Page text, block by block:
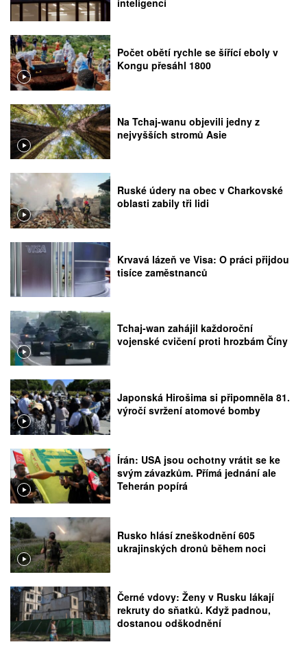
inteligencí
Počet obětí rychle se šířící eboly v
Kongu přesáhl 1800
Na Tchaj-wanu objevili jedny z
nejvyšších stromů Asie
Ruské údery na obec v Charkovské
oblasti zabily tři lidi
Krvavá lázeň ve Visa: O práci přijdou
tisíce zaměstnanců
Tchaj-wan zahájil každoroční
vojenské cvičení proti hrozbám Číny
Japonská Hirošima si připomněla 81.
výročí svržení atomové bomby
Írán: USA jsou ochotny vrátit se ke
svým závazkům. Přímá jednání ale
Teherán popírá
Rusko hlásí zneškodnění 605
ukrajinských dronů během noci
Černé vdovy: Ženy v Rusku lákají
rekruty do sňatků. Když padnou,
dostanou odškodnění